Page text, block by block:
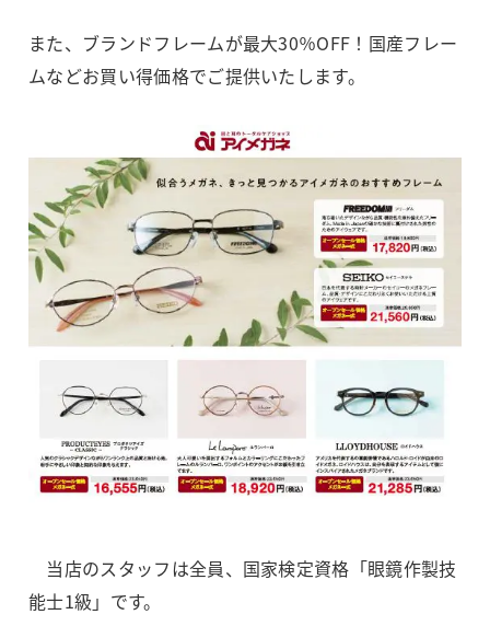
また、ブランドフレームが最大30％OFF！国産フレー
ムなどお買い得価格でご提供いたします。
当店のスタッフは全員、国家検定資格「眼鏡作製技
能士1級」です。